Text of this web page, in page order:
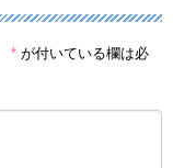
* が付いている欄は必